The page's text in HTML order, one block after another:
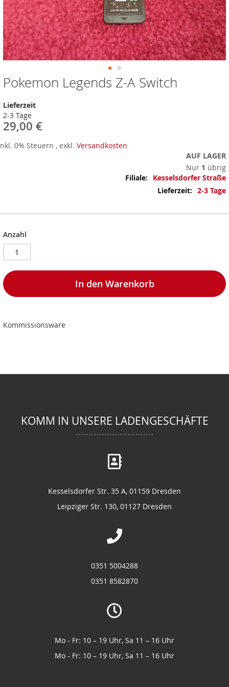
Pokemon Legends Z-A Switch
Lieferzeit
2-3 Tage
29,00 €
0% Steuern , exkl. Versandkosten
AUF LAGER
Nur 1 übrig
Mehr
Informationen
Kesselsdorfer Straße
2-3 Tage
Anzahl
In den Warenkorb
Kommissionsware
Zum
Anfang
der
Bildergalerie
springen
KOMM IN UNSERE LADENGESCHÄFTE
Kesselsdorfer Str. 35 A, 01159 Dresden
Leipziger Str. 130, 01127 Dresden
0351 5004288
0351 8582870
Mo - Fr: 10 – 19 Uhr, Sa 11 – 16 Uhr
Mo - Fr: 10 – 19 Uhr, Sa 11 – 16 Uhr